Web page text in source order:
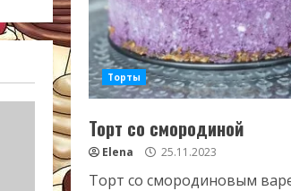
Торты
Торт со смородиной
Elena 25.11.2023
Торт со смородиновым